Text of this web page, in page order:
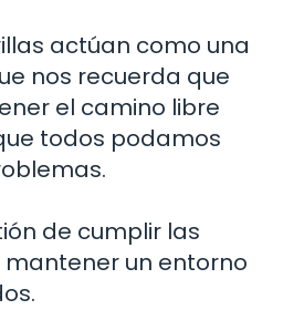
actúan como una
nos recuerda que
el camino libre
todos podamos
de cumplir las
mantener un entorno